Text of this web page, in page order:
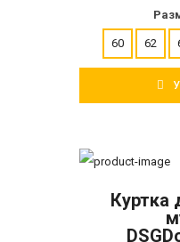
60 62
Куртка